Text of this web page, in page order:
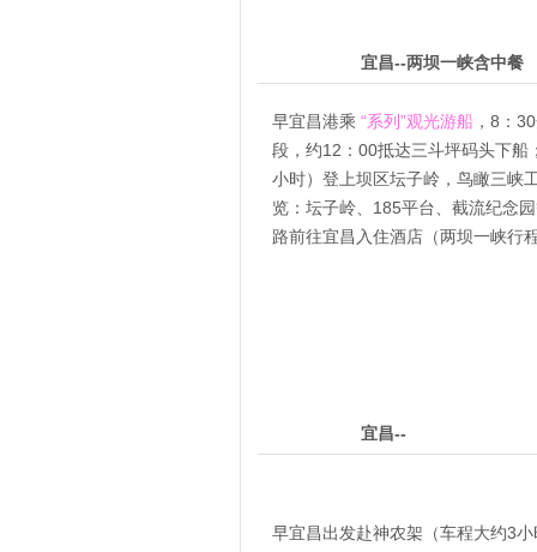
宜昌--两坝一峡含中餐
早宜昌港乘 “系列”观光游船 ，8：
段，约12：00抵达三斗坪码头下
小时）登上坝区坛子岭，鸟瞰三峡
览：坛子岭、185平台、截流纪念
路前往宜昌入住酒店（两坝一峡行
宜昌--
早宜昌出发赴神农架（车程大约3